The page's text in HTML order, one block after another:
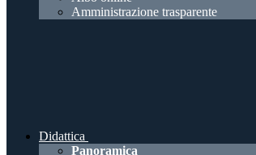
Amministrazione trasparente
Didattica
Panoramica